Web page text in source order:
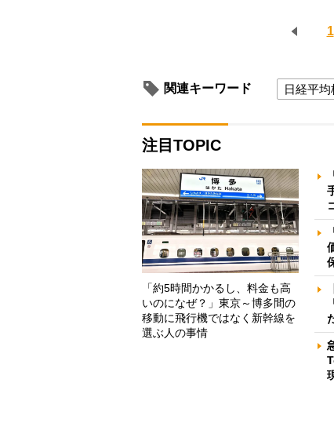
1
関連キーワード 日経平均
注目TOPIC
「約5時間かかるし、料金も高
いのになぜ？」東京～博多間の
移動に飛行機ではなく新幹線を
選ぶ人の事情